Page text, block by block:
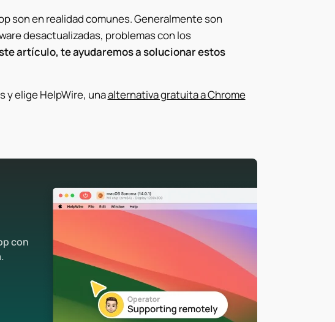
son en realidad comunes. Generalmente son
desactualizadas, problemas con los
artículo, te ayudaremos a solucionar estos
y elige HelpWire, unaalternativa gratuita a Chrome
con